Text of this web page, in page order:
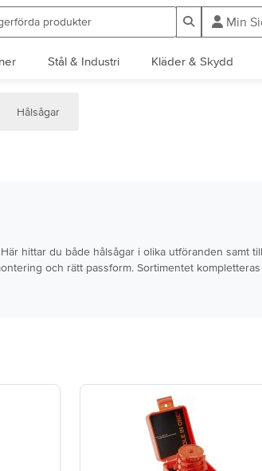
Min
Stål & Industri Kläder & Skydd
Hålsågar
hittar du både hålsågar i olika utföranden samt
och rätt passform. Sortimentet